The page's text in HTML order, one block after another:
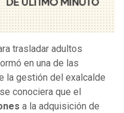
trasladar adultos
en una de las
la gestión del exalcalde
conociera que el
a la adquisición de